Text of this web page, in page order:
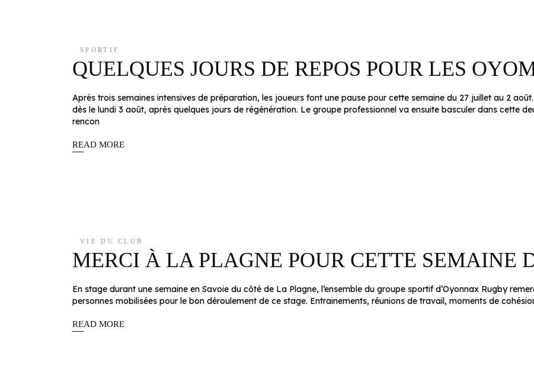
SPORTIF
QUELQUES JOURS DE REPOS POUR LES
Après trois semaines intensives de préparation, les joueurs font une pause pour cette semaine du 27 juillet au 2
dès le lundi 3 août, après quelques jours de régénération. Le groupe professionnel va ensuite basculer dans cette
rencon
READ MORE
VIE DU CLUB
MERCI À LA PLAGNE POUR CETTE SEMAINE
En stage durant une semaine en Savoie du côté de La Plagne, l’ensemble du groupe sportif d’Oyonnax Rugby
personnes mobilisées pour le bon déroulement de ce stage. Entrainements, réunions de travail, moments de
READ MORE